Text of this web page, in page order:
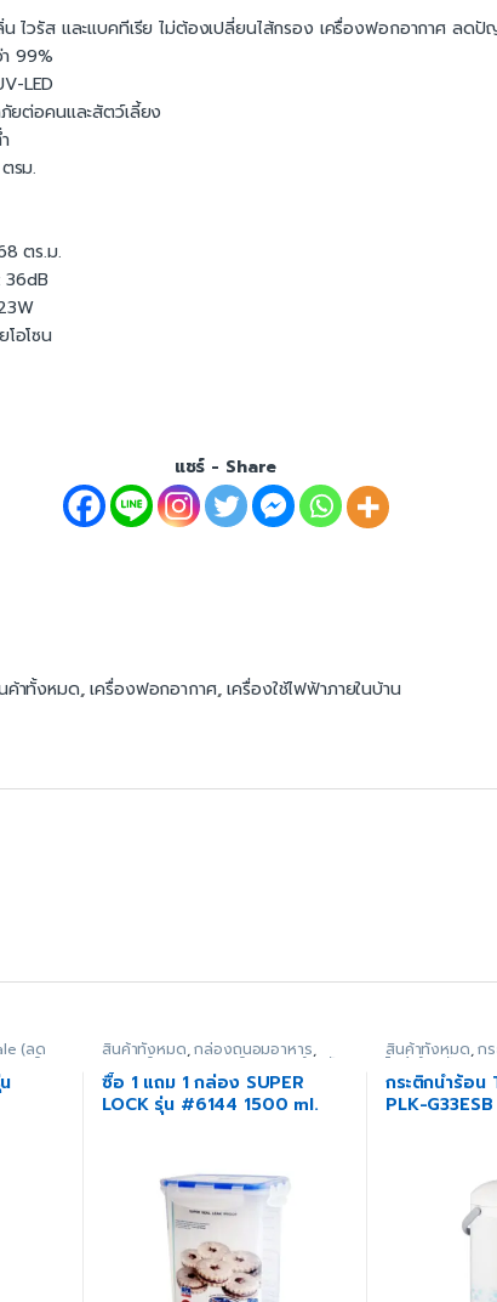
ไวรัส และแบคทีเรีย ไม่ต้องเปลี่ยนไส้กรอง เครื่องฟอกอากาศ ลด
99%
LED
ยต่อคนและสัตว์เลี้ยง
รม.
ตร.ม.
36dB
อโซน
แชร์ - Share
ค้าทั้งหมด,เครื่องฟอกอากาศ,เครื่องใช้ไฟฟ้าภายในบ้าน
(ลด
อุปกรณ์
สินค้าทั้งหมด,กล่องถนอมอาหาร,
อุปกรณ์เสริม , อุปกรณ์เสริมภายในครัว
ซื้อ 1 แถม 1 กล่อง SUPER
LOCK รุ่น #6144 1500 ml.
สินค้าทั้งหมด,ก
ไฟฟ้าในครัว
กระติกน้ำร้อน
PLK-